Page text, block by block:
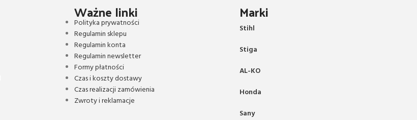
Ważne linki
Polityka prywatności
Regulamin sklepu
Regulamin konta
Regulamin newsletter
Formy płatności
Czas i koszty dostawy
Czas realizacji zamówienia
Zwroty i reklamacje
Marki
Stihl
Stiga
AL-KO
Honda
Sany